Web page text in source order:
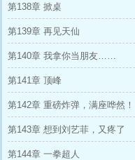
第138章 掀桌
第139章 再见天仙
第140章 我拿你当朋友……
第141章 顶峰
第142章 重磅炸弹，满座哗然！
第143章 想到刘艺菲，又疼了
第144章 一拳超人